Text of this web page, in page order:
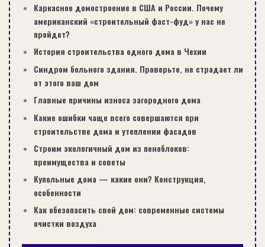
Каркасное домостроение в США и России. Почему
американский «строительный фаст-фуд» у нас не
пройдет?
История строительства одного дома в Чехии
Синдром больного здания. Проверьте, не страдает ли
от этого ваш дом
Главные причины износа загородного дома
Какие ошибки чаще всего совершаются при
строительстве дома и утеплении фасадов
Строим экологичный дом из пеноблоков:
преимущества и советы
Купольные дома — какие они? Конструкция,
особенности
Как обезопасить свой дом: современные системы
очистки воздуха